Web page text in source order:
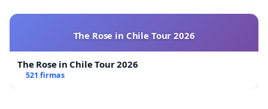
The Rose in Chile Tour 2026
The Rose in Chile Tour 2026
521 firmas